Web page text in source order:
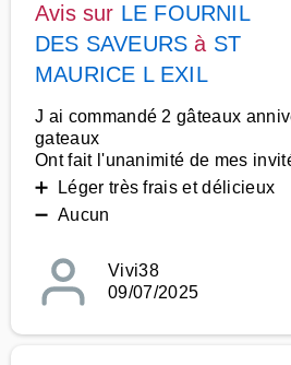
Avis sur LE FOURNIL
DES SAVEURS à ST
MAURICE L EXIL
J ai commandé 2 gâteaux
gateaux
Ont fait l'unanimité de mes
➕ Léger très frais et délicieux
➖ Aucun
Vivi38
09/07/2025